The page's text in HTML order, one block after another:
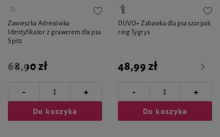
Zawieszka Adresówka
Identyfikator z grawerem dla psa
Spitz
68,90 zł
- +
Do koszyka
DUVO+ Zabawka dla psa szarpak
ring Tygrys
48,99 zł
- +
Do koszyka